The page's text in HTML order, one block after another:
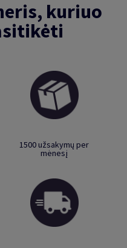
kuriuo
1500 užsakymų per
mėnesį